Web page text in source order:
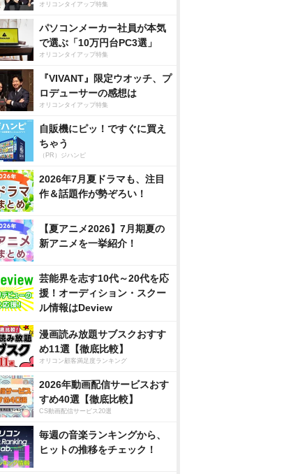
オリコンタイアップ特集
パソコンメーカー社員が本気
で選ぶ「10万円台PC3選」
オリコンタイアップ特集
『VIVANT』限定ウオッチ、プ
ロデューサーの感想は
オリコンタイアップ特集
自販機にピッ！ですぐに買え
ちゃう
（PR）ジハンピ
2026年7月夏ドラマも、注目
作＆話題作が勢ぞろい！
【夏アニメ2026】7月期夏の
新アニメを一挙紹介！
芸能界を志す10代～20代を応
援！オーディション・スクー
ル情報はDeview
漫画読み放題サブスクおすす
め11選【徹底比較】
オリコン顧客満足度ランキング
2026年動画配信サービスおす
すめ40選【徹底比較】
CS動画配信サービス20選
毎週の音楽ランキングから、
ヒットの推移をチェック！